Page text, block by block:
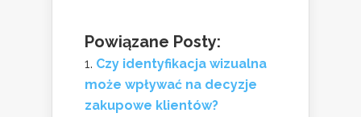
Powiązane Posty:
Czy identyfikacja wizualna
może wpływać na decyzje
zakupowe klientów?